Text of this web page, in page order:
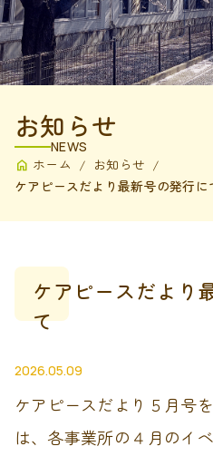
お知らせ
NEWS
ホーム
お知らせ
ケアピースだより最新号の発行に
ケアピースだより
て
2026.05.09
ケアピースだより５月号
は、各事業所の４月のイ